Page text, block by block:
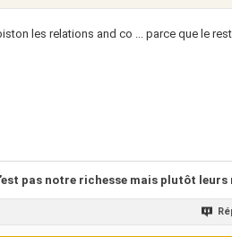
les relations and co ... parce que le
pas notre richesse mais plutôt leurs